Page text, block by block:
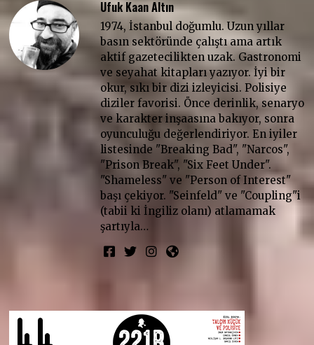
Ufuk Kaan Altın
1974, İstanbul doğumlu. Uzun yıllar
basın sektöründe çalıştı ama artık
aktif gazetecilikten uzak. Gastronomi
ve seyahat kitapları yazıyor. İyi bir
okur, sıkı bir dizi izleyicisi. Polisiye
diziler favorisi. Önce derinlik, senaryo
ve karakter inşaasına bakıyor, sonra
oyunculuğu değerlendiriyor. En iyiler
listesinde "Breaking Bad", "Narcos",
"Prison Break", "Six Feet Under".
"Shameless" ve "Person of Interest"
başı çekiyor. "Seinfeld" ve "Coupling"i
(tabii ki İngiliz olanı) atlamamak
şartıyla…